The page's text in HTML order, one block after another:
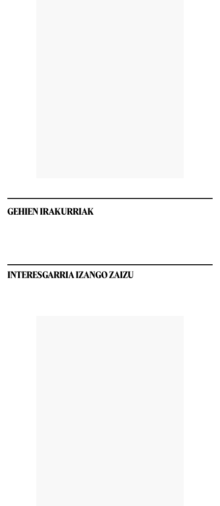
GEHIEN IRAKURRIAK
INTERESGARRIA IZANGO ZAIZU